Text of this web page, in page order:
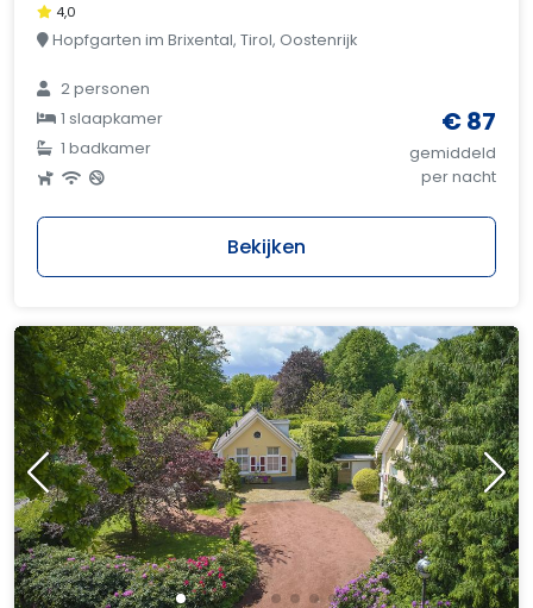
4,0
Hopfgarten im Brixental, Tirol, Oostenrijk
2 personen
1 slaapkamer
1 badkamer
€ 87
gemiddeld
per nacht
Bekijken